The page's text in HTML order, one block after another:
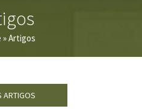
» Artigos
ARTIGOS